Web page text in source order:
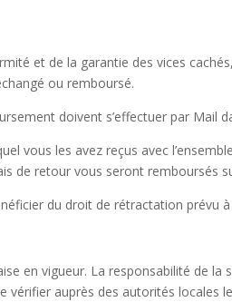
et de la garantie des vices
ou remboursé.
doivent s’effectuer par Mail
vous les avez reçus avec
de retour vous seront remboursés
du droit de rétractation prévu à
en vigueur. La responsabilité de la
auprès des autorités locales